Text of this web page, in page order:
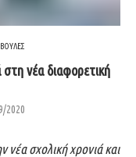
στη νέα διαφορετική
2020
νέα σχολική χρονιά και